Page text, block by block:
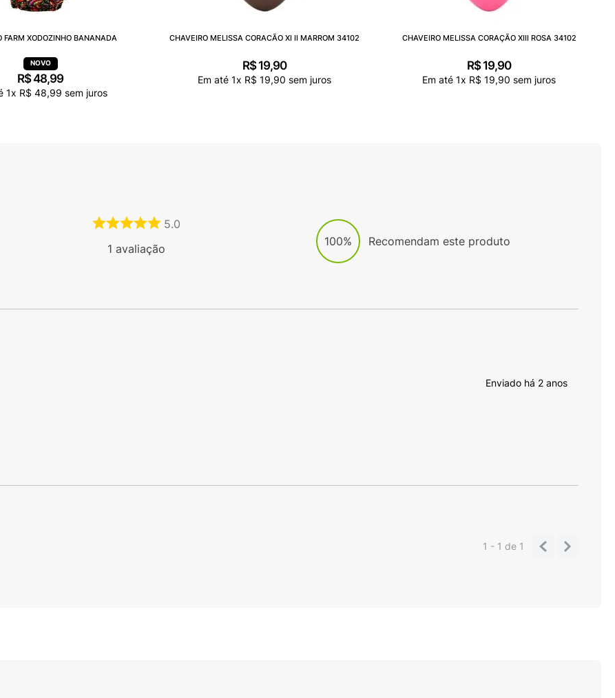
FARM XODOZINHO BANANADA
R$48,99
1x R$ 48,99 sem juros
CHAVEIRO MELISSA CORACÃO XI II MARROM 34102
R$ 19,90
Em até 1x R$ 19,90 sem juros
CHAVEIRO MELISSA CORAÇÃO XIII ROSA 34102
R$ 19,90
Em até 1x R$ 19,90 sem juros
5.0
1 avaliação
100% Recomendam este produto
Enviado há 2 anos
1 - 1de 1